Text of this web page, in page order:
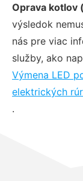
Oprava kotlov
výsledok
nás pre viac
služby, ako
Výmena LED
elektrických
.